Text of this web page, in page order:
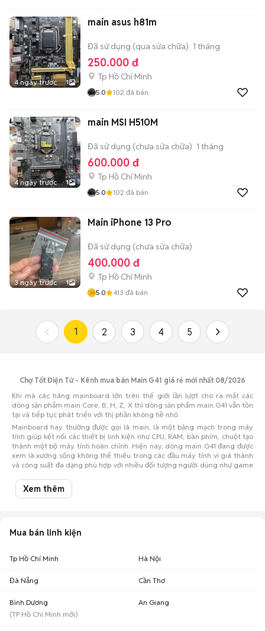
4 ngày trước 1
main asus h81m
Đã sử dụng (qua sửa chữa) 1 tháng
250.000 đ
Tp Hồ Chí Minh
5.0 102 đã bán
4 ngày trước 1
main MSI H510M
Đã sử dụng (chưa sửa chữa) 1 tháng
600.000 đ
Tp Hồ Chí Minh
5.0 102 đã bán
3 ngày trước 1
Main iPhone 13 Pro
Đã sử dụng (chưa sửa chữa)
400.000 đ
Tp Hồ Chí Minh
5.0 413 đã bán
1 2 3 4 5
Chợ Tốt Điện Tử - Kênh mua bán Main G41 giá rẻ mới nhất 08/2026
Khi mà các hãng mainboard lớn trên thế giới lần lượt cho ra mắt các
dòng sản phẩm main Core, B, H, Z, X thì dòng sản phẩm main G41 vẫn tồn
tại và tiếp tục phát triển với thị phần không hề nhỏ.
Mainboard hay thường được gọi là main, là một bảng mạch trong máy
tính giúp kết nối các thiết bị linh kiện như CPU, RAM, bàn phím, chuột tạo
thành một bộ máy tính hoàn chỉnh. Hiện nay, dòng main G41 đang được
xem là xương sống không thể thiếu trong các đầu máy tính vì giá thành
và công suất đa dạng phù hợp với nhiều đối tượng người dùng như game
Đánh giá tổng quan về dòng main G41 phổ biến trên thị trường hiện nay
Phần lớn main G41 là dòng main chủ lực của các thương hiệu mainboard
Khả năng vận hành bền bỉ ngay cả khi ép xung cao nên main G41 đặc biệt
Là đàn anh của main G31 một trong các dòng mainboard bán chạy nhất
soán ngôi chiếm lĩnh thị trường mainboard phổ thông
Nhược điểm:
Xem thêm
Mua bán linh kiện
Tp Hồ Chí Minh Hà Nội
Đà Nẵng Cần Thơ
Bình Dương
(TP Hồ Chí Minh mới)
An Giang